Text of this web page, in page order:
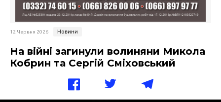
12 Червня 2026 Новини
На війні загинули волиняни Микола
Кобрин та Сергій Сміховський